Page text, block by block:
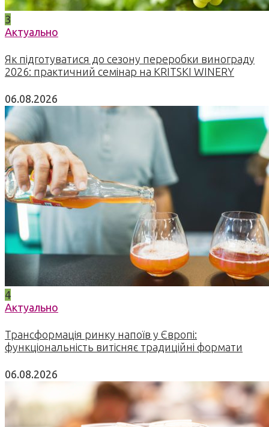
3
Актуально
Як підготуватися до сезону переробки винограду
2026: практичний семінар на KRITSKI WINERY
06.08.2026
4
Актуально
Трансформація ринку напоїв у Європі:
функціональність витісняє традиційні формати
06.08.2026